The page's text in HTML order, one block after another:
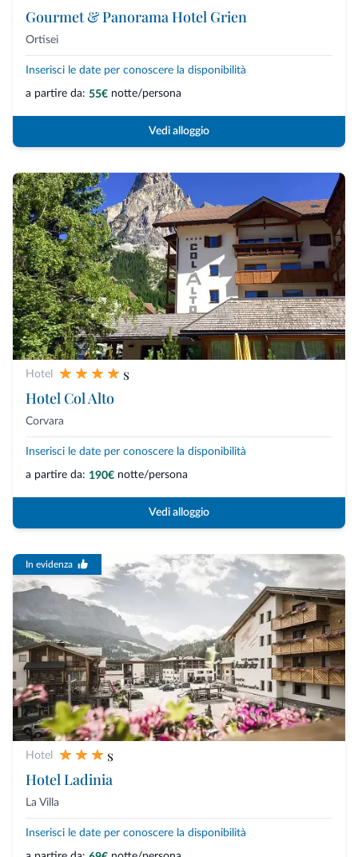
Gourmet & Panorama Hotel Grien
Ortisei
Inserisci le date per conoscere la disponibilità
a partire da: 55€ notte/persona
Vedi alloggio
Hotel
s
Hotel Col Alto
Corvara
Inserisci le date per conoscere la disponibilità
a partire da: 190€ notte/persona
Vedi alloggio
In evidenza
Hotel
s
Hotel Ladinia
La Villa
Inserisci le date per conoscere la disponibilità